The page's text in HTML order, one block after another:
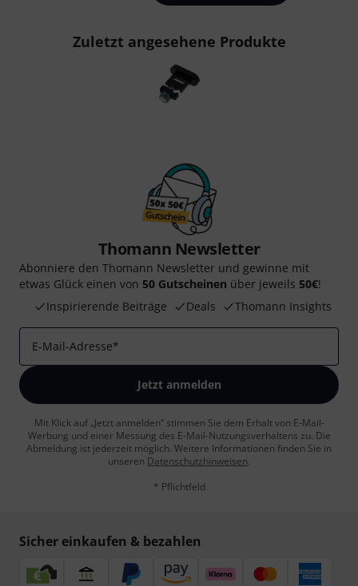
Zuletzt angesehene Produkte
Thomann Newsletter
Abonniere den Thomann Newsletter und gewinne mit
etwas Glück einen von 50 Gutscheinen über jeweils 50€!
Inspirierende Beiträge
Deals Thomann Insights
E-Mail-Adresse*
Jetzt anmelden
Mit Klick auf „Jetzt anmelden“ stimmen Sie dem Erhalt von E-Mail-
Werbung und einer Messung des E-Mail-Nutzungsverhaltens zu. Die
Abmeldung ist jederzeit möglich. Weitere Informationen finden Sie in
unseren Datenschutzhinweisen.
* Pflichtfeld
Sicher einkaufen & bezahlen